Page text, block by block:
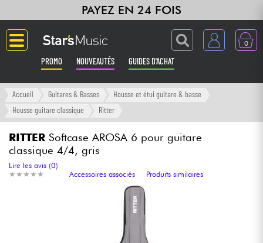
PAYEZ EN 24 FOIS
0
PROMO NOUVEAUTÉS GUIDES D'ACHAT
Langue
Amplis & Effets
Accueil Guitares & Basses
Housse et étui guitare & basse
Housse guitare classique
Ritter
RITTER Softcase AROSA 6 pour guitare
classique 4/4, gris
★ ★ ★ ★ ★
★ ★ ★ ★ ★
Lire les avis (0)
Accessoires associés
Produits similaires